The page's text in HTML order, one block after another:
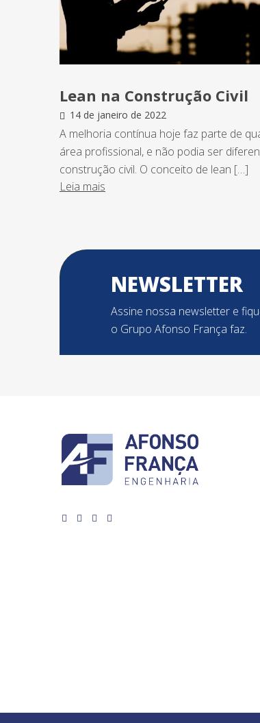
Lean na Construção Civil
14 de janeiro de 2022
A melhoria contínua hoje faz parte de
área profissional, e não podia ser
construção civil. O conceito de lean […]
Leia mais
NEWSLETTER
Assine nossa newsletter e
o Grupo Afonso França faz.